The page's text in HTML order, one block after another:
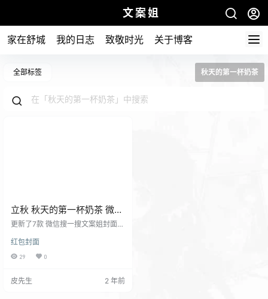
文案姐
家在舒城 我的日志 致敬时光 关于博客
全部标签 秋天的第一杯奶茶
立秋 秋天的第一杯奶茶 微信
红包封面领取
更新了7款 微信搜一搜文案姐封面公
下角菜单【红包封面】-【第一杯奶
茶】获取
红包封面
29 0
皮先生 2 年前